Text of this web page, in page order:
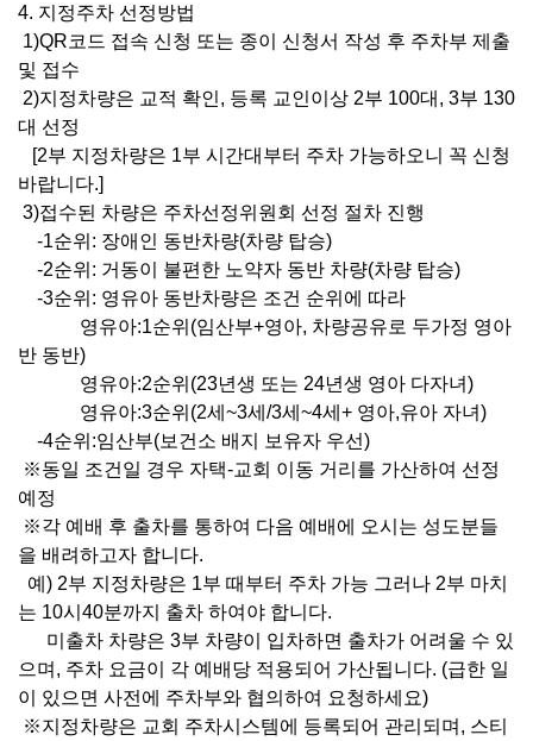
4. 지정주차 선정방법
1)QR코드 접속 신청 또는 종이 신청서 작성 후 주차부 제출
및 접수
2)지정차량은 교적 확인, 등록 교인이상 2부 100대 , 3부 130
대 선정
[2부 지정차량은 1부 시간대부터 주차 가능하오니 꼭 신청
바랍니다.]
3)접수된 차량은 주차선정위원회 선정 절차 진행
-1순위 : 장애인 동반차량(차량 탑승)
-2순위 : 거동이 불편한 노약자 동반 차량(차량 탑승)
-3순위 : 영유아 동반차량은 조건 순위에 따라
영유아:1순위 (임산부+영아, 차량공유로 두가정 영아
반 동반)
영유아:2순위 (23년생 또는 24년생 영아 다자녀)
영유아:3순위 (2세 ~3세 /3세 ~4세 + 영아,유아 자녀)
-4순위 :임산부(보건소 배지 보유자 우선)
※동일 조건일 경우 자택-교회 이동 거리를 가산하여 선정
예정
※각 예배 후 출차를 통하여 다음 예배에 오시는 성도분들
을 배려하고자 합니다.
예 ) 2부 지정차량은 1부 때부터 주차 가능 그러나 2부 마치
는 10시 40분까지 출차 하여야 합니다.
미출차 차량은 3부 차량이 입차하면 출차가 어려울 수 있
으며, 주차 요금이 각 예배당 적용되어 가산됩니다. (급한 일
이 있으면 사전에 주차부와 협의하여 요청하세요)
※지정차량은 교회 주차시스템에 등록되어 관리되며 , 스티